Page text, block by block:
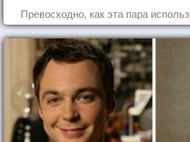
Превосходно, как эта пара